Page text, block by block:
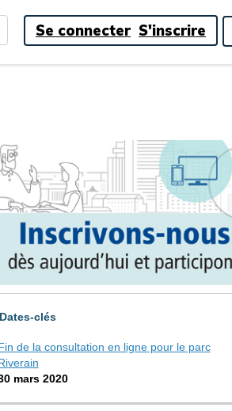
Se connecter S'inscrire
clés
de la consultation en ligne pour le parc
mars 2020